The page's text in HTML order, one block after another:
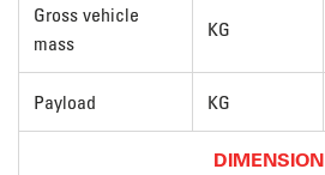
Gross vehicle
mass
KG
Payload KG
DIMENSION